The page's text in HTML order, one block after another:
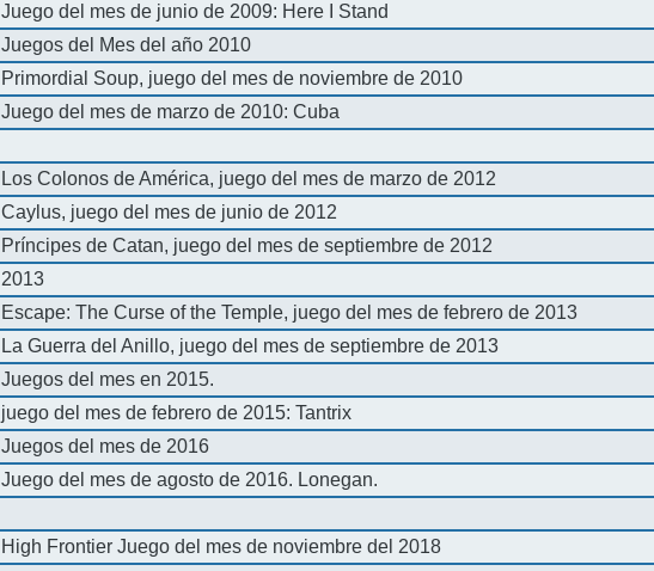
Juego del mes de junio de 2009: Here I Stand
Juegos del Mes del año 2010
Primordial Soup, juego del mes de noviembre de 2010
Juego del mes de marzo de 2010: Cuba
Los Colonos de América, juego del mes de marzo de 2012
Caylus, juego del mes de junio de 2012
Príncipes de Catan, juego del mes de septiembre de 2012
2013
Escape: The Curse of the Temple, juego del mes de febrero de 2013
La Guerra del Anillo, juego del mes de septiembre de 2013
Juegos del mes en 2015.
juego del mes de febrero de 2015: Tantrix
Juegos del mes de 2016
Juego del mes de agosto de 2016. Lonegan.
High Frontier Juego del mes de noviembre del 2018